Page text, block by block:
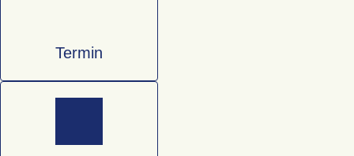
Termin